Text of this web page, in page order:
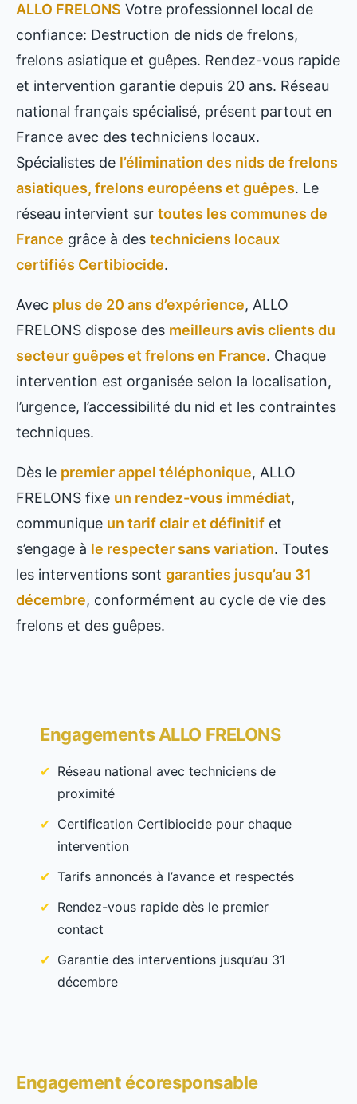
ALLO FRELONS Votre professionnel local de
confiance: Destruction de nids de frelons,
frelons asiatique et guêpes. Rendez-vous rapide
et intervention garantie depuis 20 ans. Réseau
national français spécialisé, présent partout en
France avec des techniciens locaux.
Spécialistes de l’élimination des nids de frelons
asiatiques, frelons européens et guêpes. Le
réseau intervient sur toutes les communes de
France grâce à des techniciens locaux
certifiés Certibiocide.
Avec plus de 20 ans d’expérience, ALLO
FRELONS dispose des meilleurs avis clients du
secteur guêpes et frelons en France. Chaque
intervention est organisée selon la localisation,
l’urgence, l’accessibilité du nid et les contraintes
techniques.
Dès le premier appel téléphonique, ALLO
FRELONS fixe un rendez-vous immédiat,
communique un tarif clair et définitif et
s’engage à le respecter sans variation. Toutes
les interventions sont garanties jusqu’au 31
décembre, conformément au cycle de vie des
frelons et des guêpes.
Engagements ALLO FRELONS
Réseau national avec techniciens de
proximité
Certification Certibiocide pour chaque
intervention
Tarifs annoncés à l’avance et respectés
Rendez-vous rapide dès le premier
contact
Garantie des interventions jusqu’au 31
décembre
Engagement écoresponsable